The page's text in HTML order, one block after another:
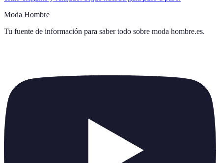
Moda Hombre
Tu fuente de información para saber todo sobre moda hombre.es.